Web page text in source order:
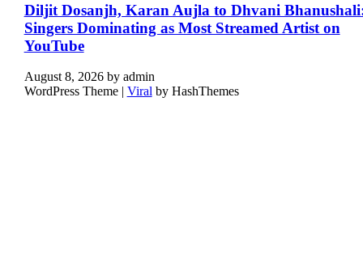
Diljit Dosanjh, Karan Aujla to Dhvani
Singers Dominating as Most Streamed Artist on
YouTube
August 8, 2026by admin
WordPress Theme | Viral by HashThemes